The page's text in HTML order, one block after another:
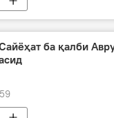
ба қалби